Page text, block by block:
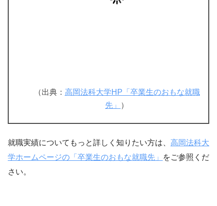
（出典： 高岡法科大学HP「卒業生のおもな就職
先」
）
就職実績についてもっと詳しく知りたい方は、 高岡法科大
学ホームページの「卒業生のおもな就職先」
をご参照くだ
さい。